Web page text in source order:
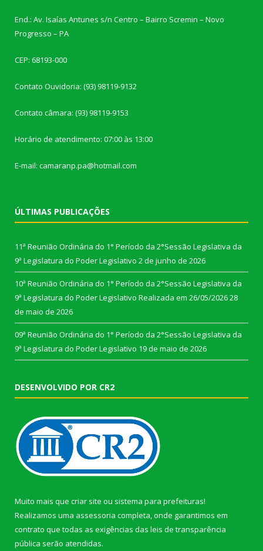
End.: Av. Isaías Antunes s/n Centro – Bairro Scremin – Novo
Progresso – PA
CEP: 68193-000
Contato Ouvidoria: (93) 98119-9132
Contato câmara: (93) 98119-9153
Horário de atendimento: 07:00 às 13:00
E-mail: camaranp.pa@hotmail.com
ÚLTIMAS PUBLICAÇÕES
11ª Reunião Ordinária do 1° Período da 2°Sessão Legislativa da
9ª Legislatura do Poder Legislativo 2 de junho de 2026
10ª Reunião Ordinária do 1° Período da 2°Sessão Legislativa da
9ª Legislatura do Poder Legislativo Realizada em 26/05/202628
de maio de 2026
09ª Reunião Ordinária do 1° Período da 2°Sessão Legislativa da
9ª Legislatura do Poder Legislativo 19 de maio de 2026
DESENVOLVIDO POR CR2
Muito mais que criar site ou sistema para prefeituras!
Realizamos uma assessoria completa, onde garantimos em
contrato que todas as exigências das leis de transparência
pública serão atendidas.